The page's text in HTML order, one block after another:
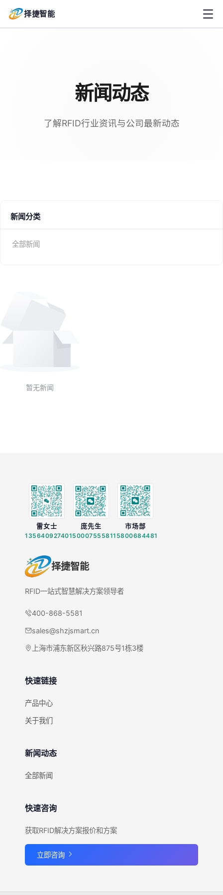
择捷智能
新闻动态
了解RFID行业资讯与公司最新动态
新闻分类
全部新闻
暂无新闻
雷女士
13564092740
庞先生
15000755581
市场部
15800684481
择捷智能
RFID一站式智慧解决方案领导者
400-868-5581
sales@shzjsmart.cn
上海市浦东新区秋兴路875号1栋3楼
快速链接
产品中心
关于我们
新闻动态
全部新闻
快速咨询
获取RFID解决方案报价和方案
立即咨询